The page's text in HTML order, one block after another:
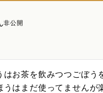
非公開
はお茶を飲みつつごぼう
はまだ使ってませんが